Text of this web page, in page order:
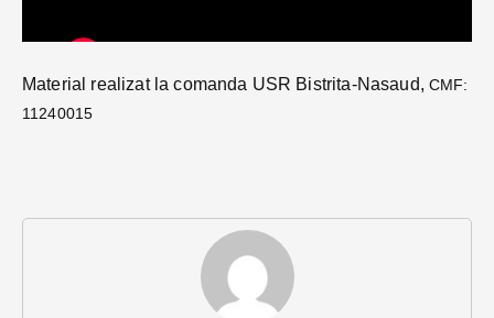
Material realizat la comanda USR Bistrita-Nasaud, CMF:
11240015